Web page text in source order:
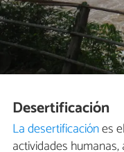
Desertificación
La desertificaciónes
actividades